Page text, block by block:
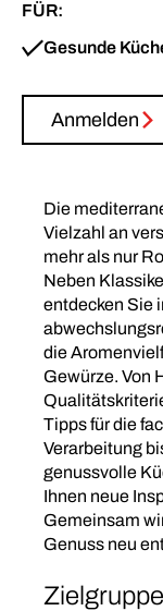
FÜR:
Gesunde
Anmelden
Die
Vielzahl an
mehr als nur
Neben
entdecken Sie
die
Gewürze. Von
Tipps für die
Verarbeitung
genussvolle
Ihnen neue
Gemeinsam
Genuss neu